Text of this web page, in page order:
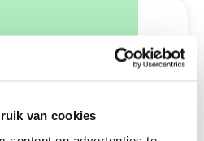
van cookies